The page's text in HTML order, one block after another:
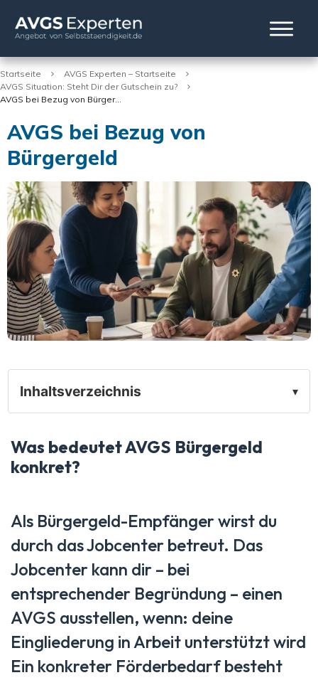
Startseite
AVGS Experten – Startseite
AVGS Situation: Steht Dir der Gutschein zu?
AVGS bei Bezug von Bürgergeld
AVGS bei Bezug von
Bürgergeld
Inhaltsverzeichnis ▾
Was bedeutet AVGS Bürgergeld
konkret?
Als Bürgergeld-Empfänger wirst du
durch das Jobcenter betreut. Das
Jobcenter kann dir – bei
entsprechender Begründung – einen
AVGS ausstellen, wenn: deine
Eingliederung in Arbeit unterstützt wird
Ein konkreter Förderbedarf besteht